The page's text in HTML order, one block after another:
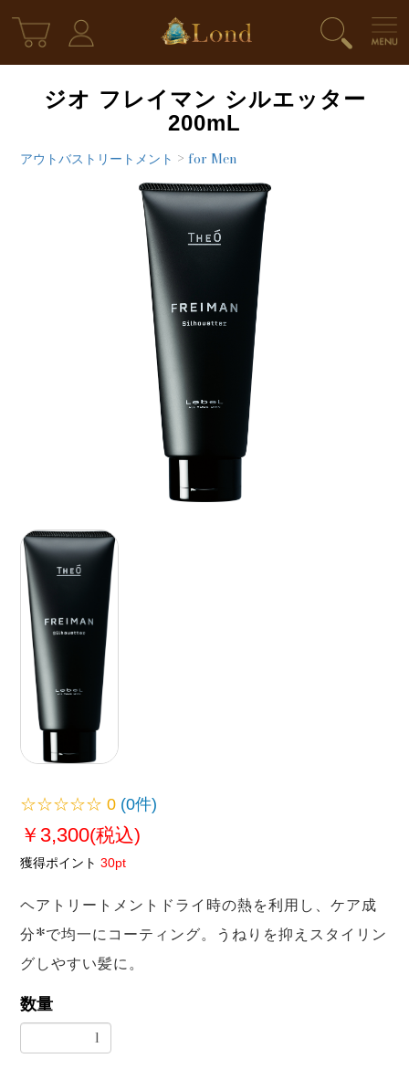
ジオ フレイマン シルエッター
200mL
アウトバストリートメント >for Men
☆☆☆☆☆0 (0件)
￥3,300(税込)
獲得ポイント 30pt
ヘアトリートメントドライ時の熱を利用し、ケア成
分*で均一にコーティング。うねりを抑えスタイリン
グしやすい髪に。
数量